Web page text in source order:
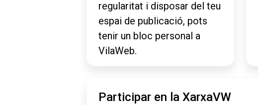
regularitat i disposar del teu
espai de publicació, pots
tenir un bloc personal a
VilaWeb.
Participar en la XarxaVW